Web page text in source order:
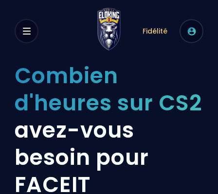
Fidélité
Combien
d'heures sur CS2
avez-vous
besoin pour
FACEIT